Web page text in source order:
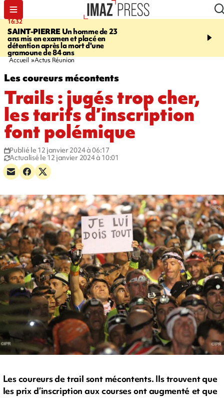
16:32
SAINT-PIERREUn homme de 23
ans mis en examen et placé en
détention après la mort d'une
gramoune de 84 ans
21:08
et Turquie scellent un
Accueil Actus Réunion
Les coureurs mécontents
Trails : jugés trop cher,
les tarifs d’inscription
font polémique
Publié le 12 janvier 2024 à 06:17
Actualisé le 12 janvier 2024 à 10:01
Les coureurs de trail sont mécontents. Ils trouvent que
les prix d’inscription aux courses ont augmenté et que